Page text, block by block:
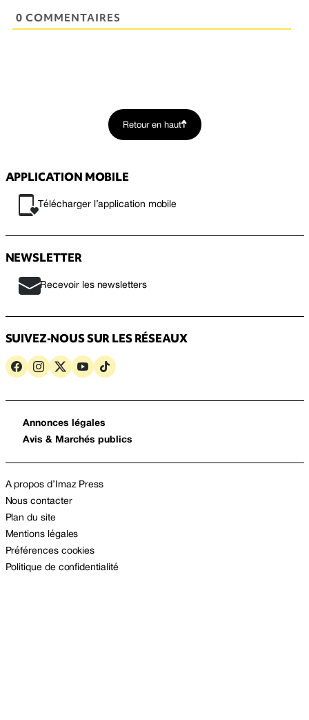
0 COMMENTAIRES
Retour en haut
APPLICATION MOBILE
Télécharger l’application mobile
NEWSLETTER
Recevoir les newsletters
SUIVEZ-NOUS SUR LES RÉSEAUX
Annonces légales
Avis & Marchés publics
A propos d’Imaz Press
Nous contacter
Plan du site
Mentions légales
Préférences cookies
Politique de confidentialité